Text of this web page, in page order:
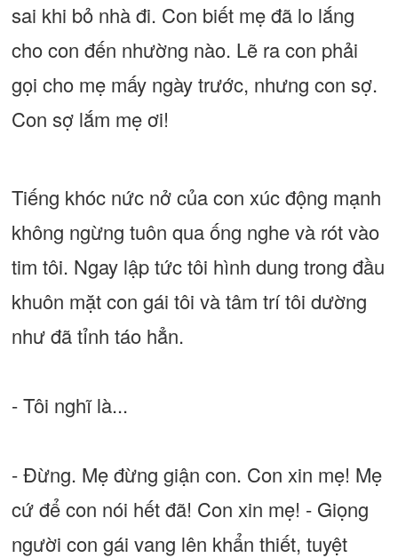
sai khi bỏ nhà đi. Con biết mẹ đã lo lắng
cho con đến nhường nào. Lẽ ra con phải
gọi cho mẹ mấy ngày trước, nhưng con sợ.
Con sợ lắm mẹ ơi!
Tiếng khóc nức nở của con xúc động mạnh
không ngừng tuôn qua ống nghe và rót vào
tim tôi. Ngay lập tức tôi hình dung trong đầu
khuôn mặt con gái tôi và tâm trí tôi dường
như đã tỉnh táo hẳn.
- Tôi nghĩ là...
- Đừng. Mẹ đừng giận con. Con xin mẹ! Mẹ
cứ để con nói hết đã! Con xin mẹ! - Giọng
người con gái vang lên khẩn thiết, tuyệt